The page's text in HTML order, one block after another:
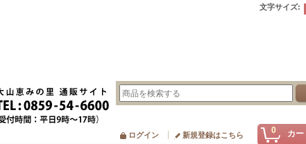
文字サイズ:
0 カ
ログイン 新規登録はこちら